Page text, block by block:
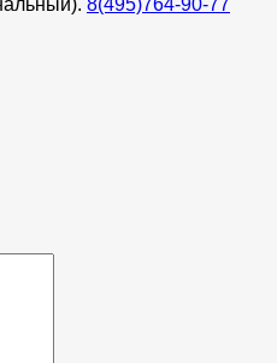
8(495)764-90-77